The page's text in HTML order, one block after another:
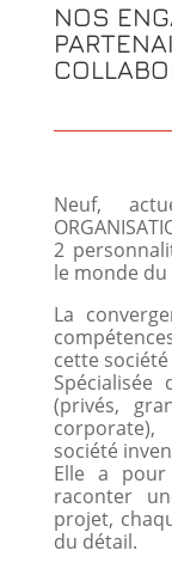
NOS
Neuf,
2
le monde du
La
cette
Spécialisée
(privés,
société
Elle a
raconter
projet,
du détail.